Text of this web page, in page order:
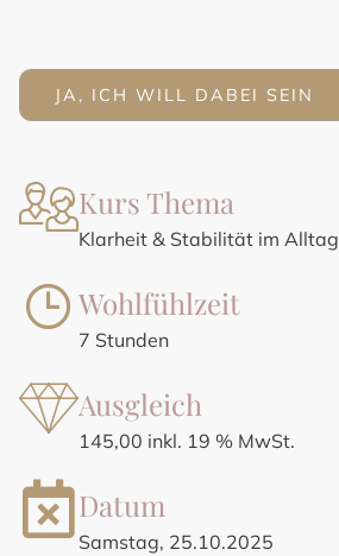
JA, ICH WILL DABEI SEIN
Kurs Thema
Klarheit & Stabilität im Alltag
Wohlfühlzeit
7 Stunden
Ausgleich
145,00 inkl. 19 % MwSt.
Datum
Samstag, 25.10.2025